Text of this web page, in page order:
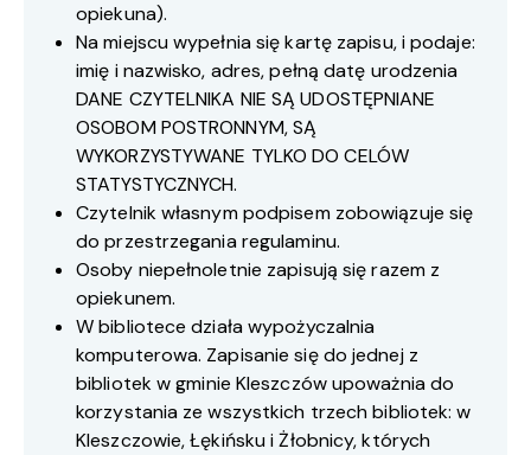
opiekuna).
Na miejscu wypełnia się kartę zapisu, i podaje:
imię i nazwisko, adres, pełną datę urodzenia
DANE CZYTELNIKA NIE SĄ UDOSTĘPNIANE
OSOBOM POSTRONNYM, SĄ
WYKORZYSTYWANE TYLKO DO CELÓW
STATYSTYCZNYCH.
Czytelnik własnym podpisem zobowiązuje się
do przestrzegania regulaminu.
Osoby niepełnoletnie zapisują się razem z
opiekunem.
W bibliotece działa wypożyczalnia
komputerowa. Zapisanie się do jednej z
bibliotek w gminie Kleszczów upoważnia do
korzystania ze wszystkich trzech bibliotek: w
Kleszczowie, Łękińsku i Żłobnicy, których